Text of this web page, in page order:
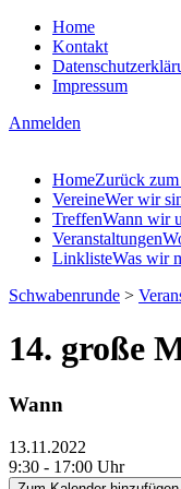
Home
Kontakt
Impressum
Anmelden
HomeZurück zum
VereineWer wir
TreffenWann wir
Veranstaltungen
LinklisteWas wir
Schwabenrunde >
14. große
Wann
13.11.2022
9:30 - 17:00 Uhr